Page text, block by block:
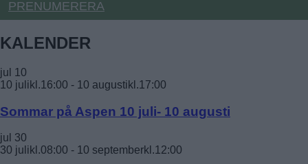
PRENUMERERA
KALENDER
jul 10
10 julikl.16:00 - 10 augustikl.17:00
Sommar på Aspen 10 juli- 10 augusti
jul 30
30 julikl.08:00 - 10 septemberkl.12:00